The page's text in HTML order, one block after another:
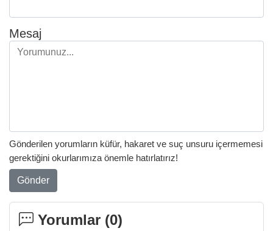
Mesaj
Gönderilen yorumların küfür, hakaret ve suç unsuru içermemesi
gerektiğini okurlarımıza önemle hatırlatırız!
Gönder
Yorumlar (0)